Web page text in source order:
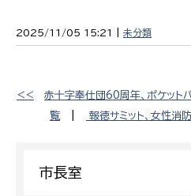
2025/11/05 15:21 | 未分類
<< 赤十字奉仕団60周年、ポケット
覧
報徳サミット、女性
市長室